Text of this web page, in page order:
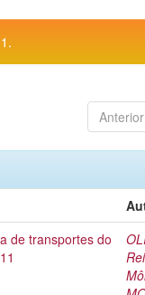
Anterior
de transportes do